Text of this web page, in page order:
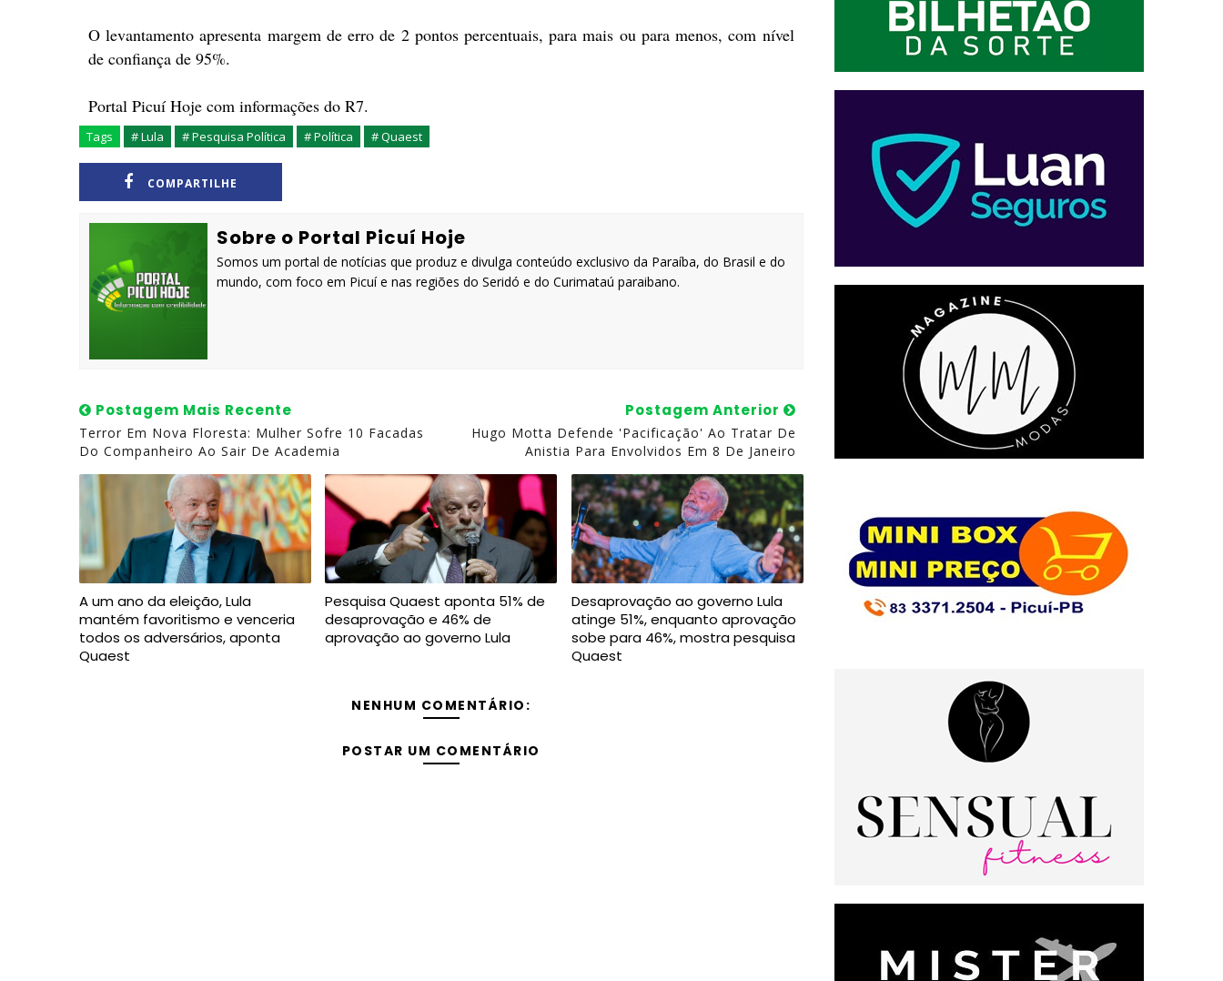
O levantamento apresenta margem de erro de 2 pontos percentuais, para mais ou para menos, com nível
de confiança de 95%.
Portal Picuí Hoje com informações do R7.
Tags # Lula # Pesquisa Política # Política # Quaest
COMPARTILHE
Sobre o Portal Picuí Hoje
Somos um portal de notícias que produz e divulga conteúdo exclusivo da Paraíba, do Brasil e do
mundo, com foco em Picuí e nas regiões do Seridó e do Curimataú paraibano.
Postagem Mais Recente
Terror Em Nova Floresta: Mulher Sofre 10 Facadas
Do Companheiro Ao Sair De Academia
Postagem Anterior
Hugo Motta Defende 'pacificação' Ao Tratar De
Anistia Para Envolvidos Em 8 De Janeiro
A um ano da eleição, Lula
mantém favoritismo e venceria
todos os adversários, aponta
Quaest
Pesquisa Quaest aponta 51% de
desaprovação e 46% de
aprovação ao governo Lula
Desaprovação ao governo Lula
atinge 51%, enquanto aprovação
sobe para 46%, mostra pesquisa
Quaest
NENHUM COMENTÁRIO:
POSTAR UM COMENTÁRIO